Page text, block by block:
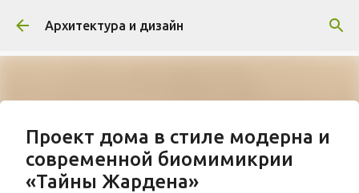
К основному контенту
Архитектура и дизайн
Проект дома в стиле модерна и
современной биомимикрии
«Тайны Жардена»